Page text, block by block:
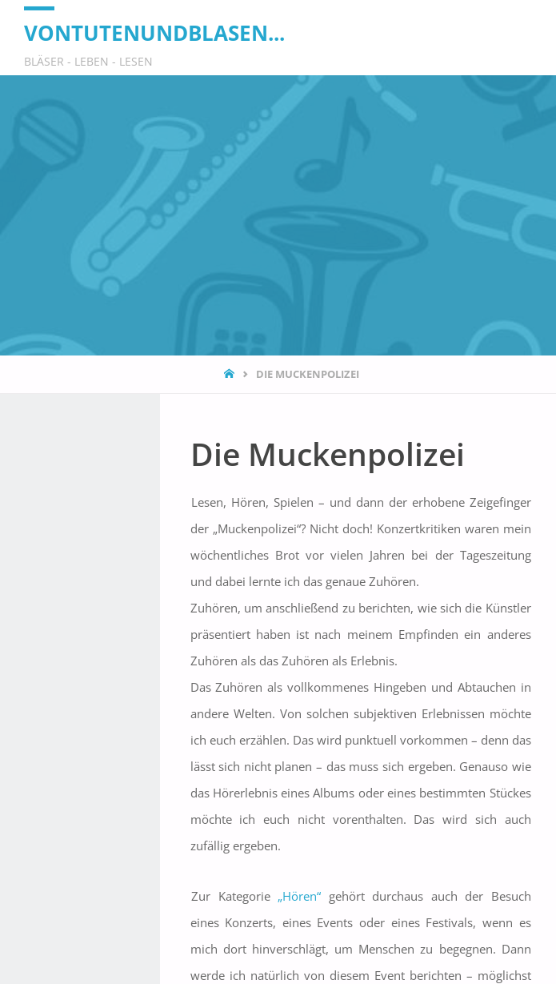
VONTUTENUNDBLASEN...
BLÄSER - LEBEN - LESEN
STARTDIE MUCKENPOLIZEI
Die Muckenpolizei
Lesen, Hören, Spielen – und dann der erhobene Zeigefinger
der „Muckenpolizei“? Nicht doch! Konzertkritiken waren mein
wöchentliches Brot vor vielen Jahren bei der Tageszeitung
und dabei lernte ich das genaue Zuhören.
Zuhören, um anschließend zu berichten, wie sich die Künstler
präsentiert haben ist nach meinem Empfinden ein anderes
Zuhören als das Zuhören als Erlebnis.
Das Zuhören als vollkommenes Hingeben und Abtauchen in
andere Welten. Von solchen subjektiven Erlebnissen möchte
ich euch erzählen. Das wird punktuell vorkommen – denn das
lässt sich nicht planen – das muss sich ergeben. Genauso wie
das Hörerlebnis eines Albums oder eines bestimmten Stückes
möchte ich euch nicht vorenthalten. Das wird sich auch
zufällig ergeben.
Zur Kategorie „Hören“ gehört durchaus auch der Besuch
eines Konzerts, eines Events oder eines Festivals, wenn es
mich dort hinverschlägt, um Menschen zu begegnen. Dann
werde ich natürlich von diesem Event berichten – möglichst